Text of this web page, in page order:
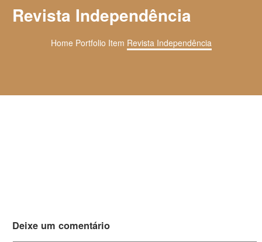
Revista Independência
Home Portfolio Item Revista Independência
Deixe um comentário